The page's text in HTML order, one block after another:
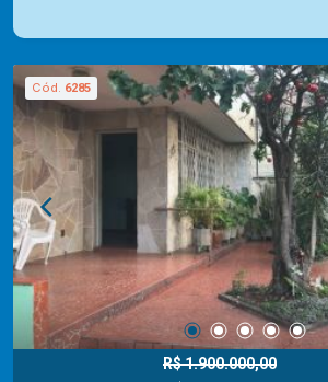
Cód. 6285
R$ 1.900.000,00